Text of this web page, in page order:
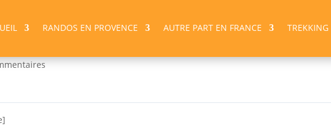
RANDOS EN PROVENCE AUTRE PART EN FRANCE TREKKING